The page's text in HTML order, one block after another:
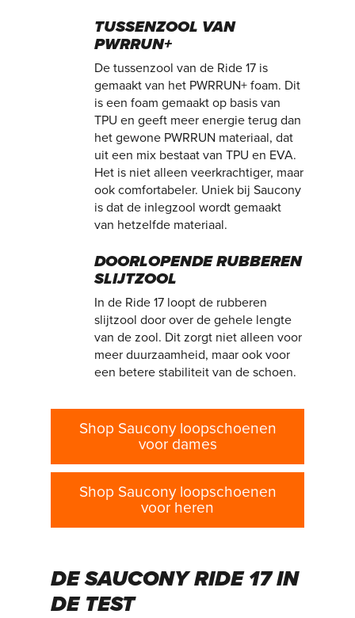
TUSSENZOOL VAN
PWRRUN+
De tussenzool van de Ride 17 is
gemaakt van het PWRRUN+ foam. Dit
is een foam gemaakt op basis van
TPU en geeft meer energie terug dan
het gewone PWRRUN materiaal, dat
uit een mix bestaat van TPU en EVA.
Het is niet alleen veerkrachtiger, maar
ook comfortabeler. Uniek bij Saucony
is dat de inlegzool wordt gemaakt
van hetzelfde materiaal.
DOORLOPENDE RUBBEREN
SLIJTZOOL
In de Ride 17 loopt de rubberen
slijtzool door over de gehele lengte
van de zool. Dit zorgt niet alleen voor
meer duurzaamheid, maar ook voor
een betere stabiliteit van de schoen.
Shop Saucony loopschoenen
voor dames
Shop Saucony loopschoenen
voor heren
DE SAUCONY RIDE 17 IN
DE TEST